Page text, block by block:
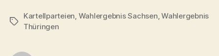
Schlagwörter
Kartellparteien, Wahlergebnis Sachsen,Wahlergebnis
Thüringen